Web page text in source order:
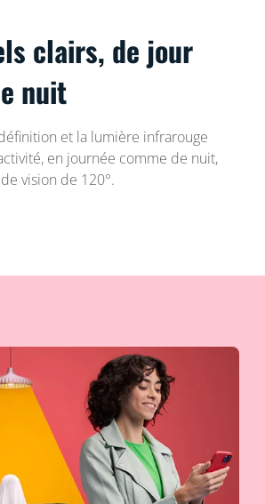
clairs, de jour
nuit
et la lumière infrarouge
en journée comme de nuit,
vision de 120°.